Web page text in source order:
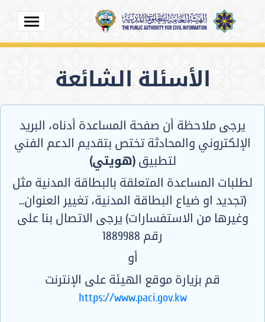
الأسئلة الشائعة
يرجى ملاحظة أن صفحة المساعدة أدناه، البريد
الإلكتروني والمحادثة تختص بتقديم الدعم الفني
لتطبيق(هويتي)
لطلبات المساعدة المتعلقة بالبطاقة المدنية مثل
(تجديد او ضياع البطاقة المدنية، تغيير العنوان...
وغيرها من الاستفسارات) يرجى الاتصال بنا على
رقم 1889988
أو
قم بزيارة موقع الهيئة على الإنترنت
https://www.paci.gov.kw